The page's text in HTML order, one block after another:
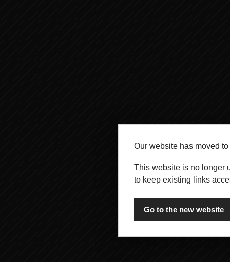
Our website has moved to
This website is no longer
to keep existing links
Go to the new website